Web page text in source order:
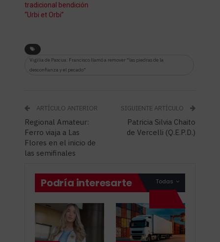
tradicional bendición
“Urbi et Orbi”
Vigilia de Pascua: Francisco llamó a remover "las piedras de la
desconfianza y el pecado"
ARTÍCULO ANTERIOR
Regional Amateur:
Ferro viaja a Las
Flores en el inicio de
las semifinales
SIGUIENTE ARTÍCULO
Patricia Silvia Chaito
de Vercelli (Q.E.P.D.)
Todas
Podría interesarte